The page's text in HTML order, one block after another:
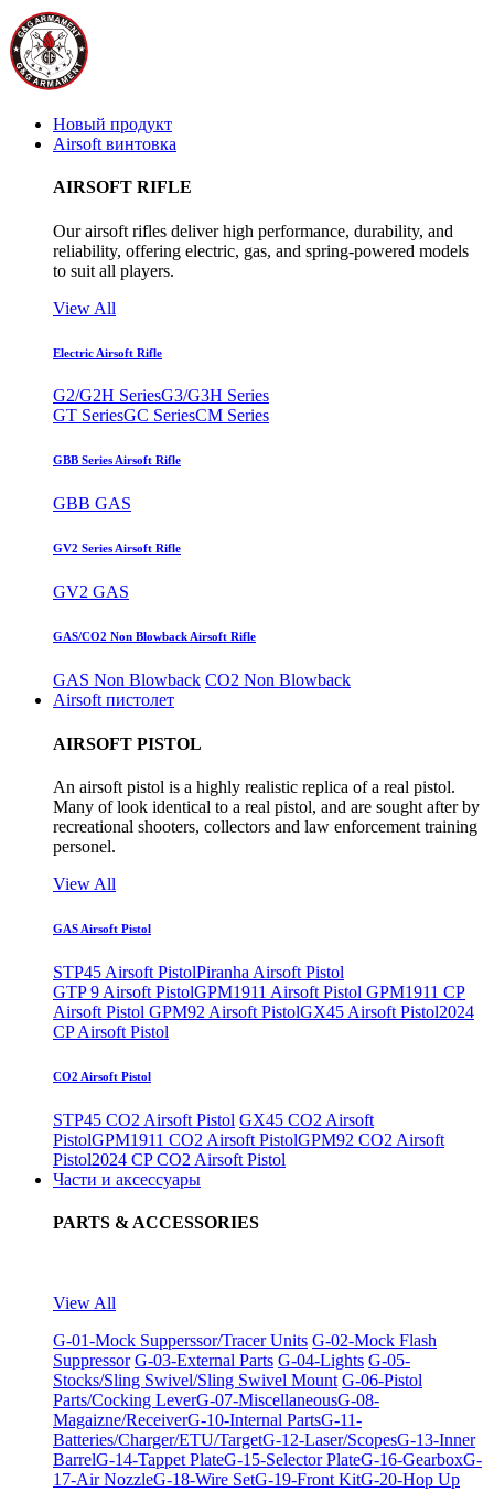
Новый продукт
Airsoft винтовка
AIRSOFT RIFLE
Our airsoft rifles deliver high performance, durability, and
reliability, offering electric, gas, and spring-powered models
to suit all players.
View All
Electric Airsoft Rifle
G2/G2H SeriesG3/G3H Series
GT SeriesGC SeriesCM Series
GBB Series Airsoft Rifle
GBB GAS
GV2 Series Airsoft Rifle
GV2 GAS
GAS/CO2 Non Blowback Airsoft Rifle
GAS Non Blowback CO2 Non Blowback
Airsoft пистолет
AIRSOFT PISTOL
An airsoft pistol is a highly realistic replica of a real pistol.
Many of look identical to a real pistol, and are sought after by
recreational shooters, collectors and law enforcement training
personel.
View All
GAS Airsoft Pistol
STP45 Airsoft PistolPiranha Airsoft Pistol
GTP 9 Airsoft PistolGPM1911 Airsoft Pistol GPM1911 CP
Airsoft Pistol GPM92 Airsoft PistolGX45 Airsoft Pistol2024
CP Airsoft Pistol
CO2 Airsoft Pistol
STP45 CO2 Airsoft Pistol GX45 CO2 Airsoft
PistolGPM1911 CO2 Airsoft PistolGPM92 CO2 Airsoft
Pistol2024 CP CO2 Airsoft Pistol
Части и аксессуары
PARTS & ACCESSORIES
View All
G-01-Mock Supperssor/Tracer Units G-02-Mock Flash
Suppressor G-03-External Parts G-04-Lights G-05-
Stocks/Sling Swivel/Sling Swivel Mount G-06-Pistol
Parts/Cocking LeverG-07-MiscellaneousG-08-
Magaizne/ReceiverG-10-Internal PartsG-11-
Batteries/Charger/ETU/TargetG-12-Laser/ScopesG-13-Inner
BarrelG-14-Tappet PlateG-15-Selector PlateG-16-GearboxG-
17-Air NozzleG-18-Wire SetG-19-Front KitG-20-Hop Up